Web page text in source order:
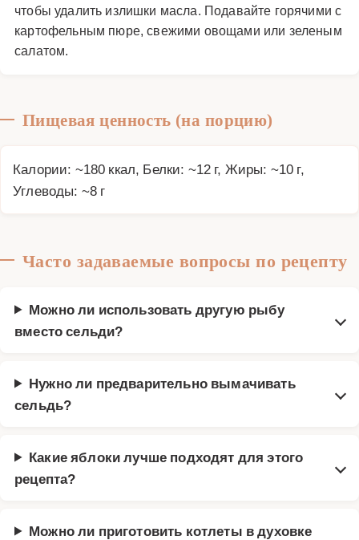
чтобы удалить излишки масла. Подавайте горячими с
картофельным пюре, свежими овощами или зеленым
салатом.
Пищевая ценность (на порцию)
Калории: ~180 ккал, Белки: ~12 г, Жиры: ~10 г,
Углеводы: ~8 г
Часто задаваемые вопросы по рецепту
Можно ли использовать другую рыбу
вместо сельди?
Нужно ли предварительно вымачивать
сельдь?
Какие яблоки лучше подходят для этого
рецепта?
Можно ли приготовить котлеты в духовке